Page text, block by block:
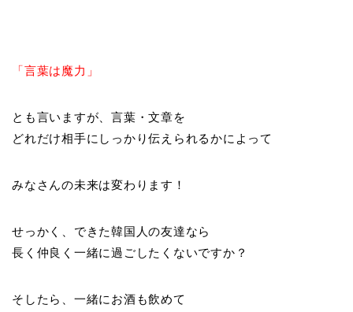
「言葉は魔力」
とも言いますが、言葉・文章を
どれだけ相手にしっかり伝えられるかによって
みなさんの未来は変わります！
せっかく、できた韓国人の友達なら
長く仲良く一緒に過ごしたくないですか？
そしたら、一緒にお酒も飲めて